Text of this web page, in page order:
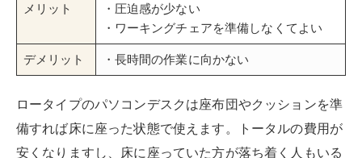
は腰を痛めてしまう人もいるので、長く作業をするなら
ワーキングチェアに座って丁度よい高さのデスクを選ぶ
のがおすすめです。どうしてもローデスクを買うなら良
い座椅子も一緒に買いましょう。
狭い部屋にも置きやすい「コンパクトタイ
プ」